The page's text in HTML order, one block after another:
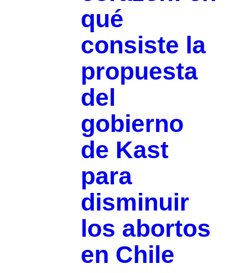
qué
consiste la
propuesta
del
gobierno
de Kast
para
disminuir
los abortos
en Chile